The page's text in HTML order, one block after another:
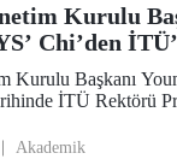
Kurulu
Chi’den
Kurulu Başkanı
İTÜ Rektörü
yapay
Akademik